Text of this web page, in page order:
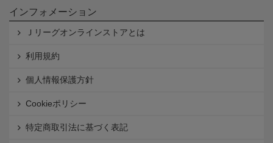
インフォメーション
Ｊリーグオンラインストアとは
利用規約
個人情報保護方針
Cookieポリシー
特定商取引法に基づく表記